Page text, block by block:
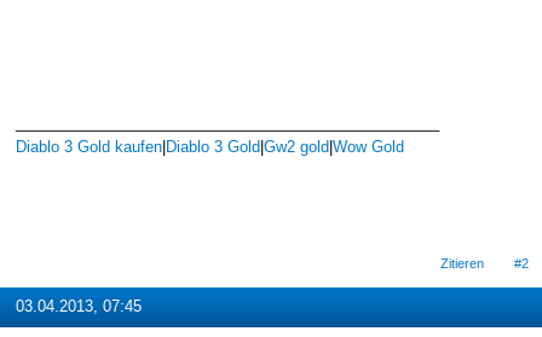
Diablo 3 Gold kaufen| Diablo 3 Gold Gw2 gold Wow Gold
Zitieren #2
03.04.2013, 07:45